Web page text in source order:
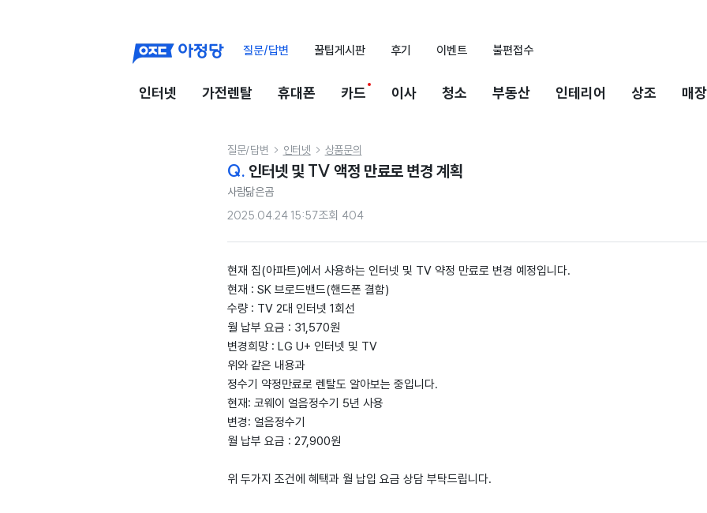
질문/답변 꿀팁게시판 후기 이벤트 불편접수
인터넷 가전렌탈 휴대폰 카드 이사 청소 부동산 인테리어 상조 매
질문/답변  인터넷  상품문의
Q. 인터넷 및 TV 액정 만료로 변경 계획
사람닮은곰
2025.04.24 15:57조회 404
현재 집(아파트)에서 사용하는 인터넷 및 TV 약정 만료로 변경 예정입니다.
현재 : SK 브로드밴드(핸드폰 결함)
수량 : TV 2대 인터넷 1회선
월 납부 요금 : 31,570원
변경희망 : LG U+ 인터넷 및 TV
위와 같은 내용과
정수기 약정만료로 렌탈도 알아보는 중입니다.
현재: 코웨이 얼음정수기 5년 사용
변경: 얼음정수기
월 납부 요금 : 27,900원
위 두가지 조건에 혜택과 월 납입 요금 상담 부탁드립니다.